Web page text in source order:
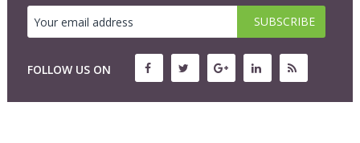
FOLLOW US ON